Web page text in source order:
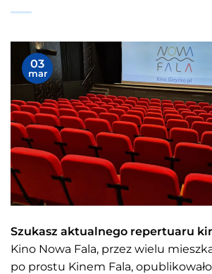
03
mar
Szukasz aktualnego repertuaru
Kino Nowa Fala, przez wielu
po prostu Kinem Fala,